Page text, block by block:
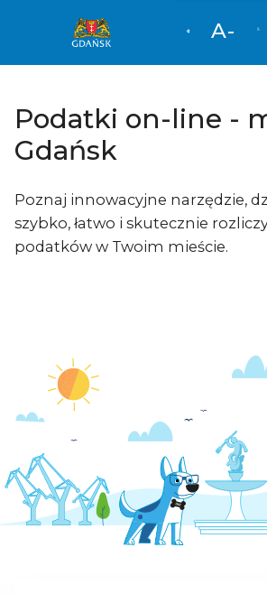
A-
Podatki on-line -
Gdańsk
Poznaj innowacyjne narzędzie,
szybko, łatwo i skutecznie
podatków w Twoim mieście.